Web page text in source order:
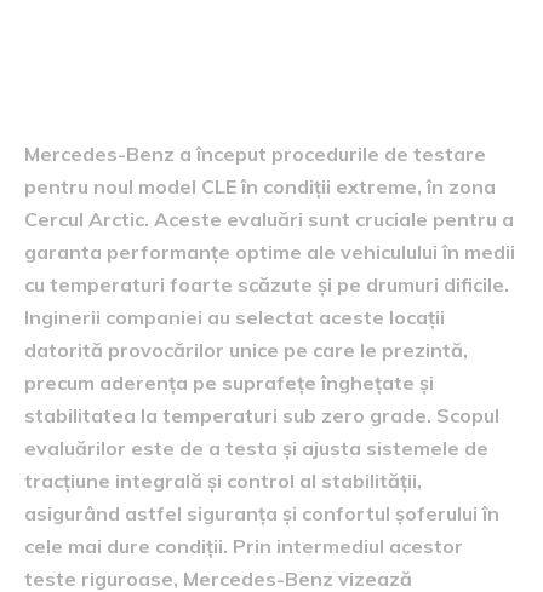
Mercedes-Benz a început procedurile de testare
pentru noul model CLE în condiții extreme, în zona
Cercul Arctic. Aceste evaluări sunt cruciale pentru a
garanta performanțe optime ale vehiculului în medii
cu temperaturi foarte scăzute și pe drumuri dificile.
Inginerii companiei au selectat aceste locații
datorită provocărilor unice pe care le prezintă,
precum aderența pe suprafețe înghețate și
stabilitatea la temperaturi sub zero grade. Scopul
evaluărilor este de a testa și ajusta sistemele de
tracțiune integrală și control al stabilității,
asigurând astfel siguranța și confortul șoferului în
cele mai dure condiții. Prin intermediul acestor
teste riguroase, Mercedes-Benz vizează